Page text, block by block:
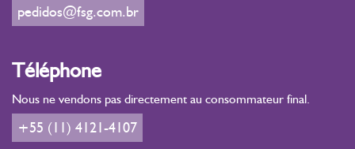
pedidos@fsg.com.br
Téléphone
Nous ne vendons pas directement au consommateur final.
+55 (11) 4121-4107